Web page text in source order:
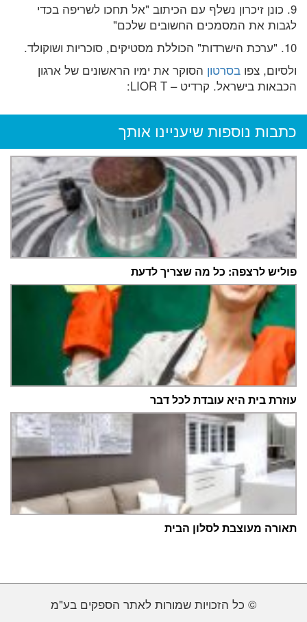
9. כונן זיכרון נשלף עם הכיתוב "אל תחכו לשריפה בכדי
לגבות את המסמכים החשובים שלכם"
10. "ערכת הישרדות" הכוללת מסטיקים, סוכריות ושוקולד.
ולסיום, צפו בסרטון הסוקר את ימיו הראשונים של ארגון
הכבאות בישראל. קרדיט – LIOR T:
כתבות נוספות שיעניינו אותך
פוליש לרצפה: כל מה שצריך לדעת
עוזרת בית היא עובדת לכל דבר
תאורה מעוצבת לסלון הבית
© כל הזכויות שמורות לאתר הספקים בע"מ